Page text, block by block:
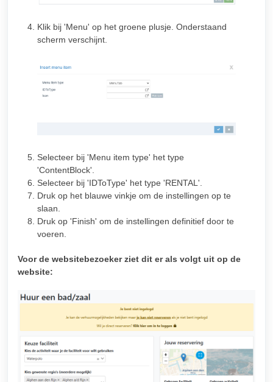
Klik bij 'Menu' op het groene plusje. Onderstaand
scherm verschijnt.
Selecteer bij 'Menu item type' het type
'ContentBlock'.
Selecteer bij 'IDToType' het type 'RENTAL'.
Druk op het blauwe vinkje om de instellingen op te
slaan.
Druk op 'Finish' om de instellingen definitief door te
voeren.
Voor de websitebezoeker ziet dit er als volgt uit op de
website: